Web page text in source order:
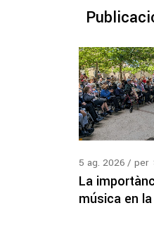
5 ag. 2026 per
La
música en